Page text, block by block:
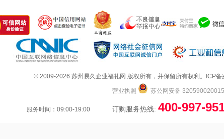
© 2009-2026 苏州易久企业福礼网 版权所有，并保留所有权利。ICP备
营业执照 苏公网安备
服务时间：09:00-19:00 订购服务热线: 400-997-